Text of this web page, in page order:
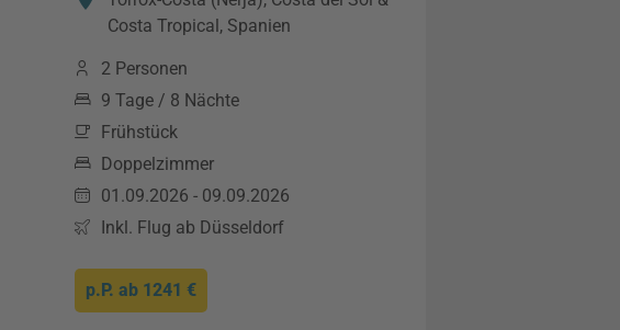
Costa Tropical, Spanien
2 Personen
9 Tage / 8 Nächte
Frühstück
Doppelzimmer
01.09.2026 - 09.09.2026
Inkl. Flug ab Düsseldorf
p.P. ab 1241 €